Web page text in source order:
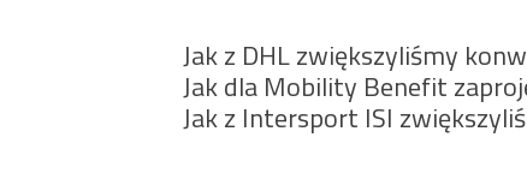
Jak z DHL zwiększyliśmy
Jak dla Mobility Benefit
Jak z Intersport ISI